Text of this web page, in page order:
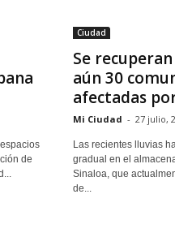
de
Ciudad
Se
aún 30
afectadas
Mi Ciudad - 27 julio,
Las recientes lluvias
gradual en el
Sinaloa, que
de...